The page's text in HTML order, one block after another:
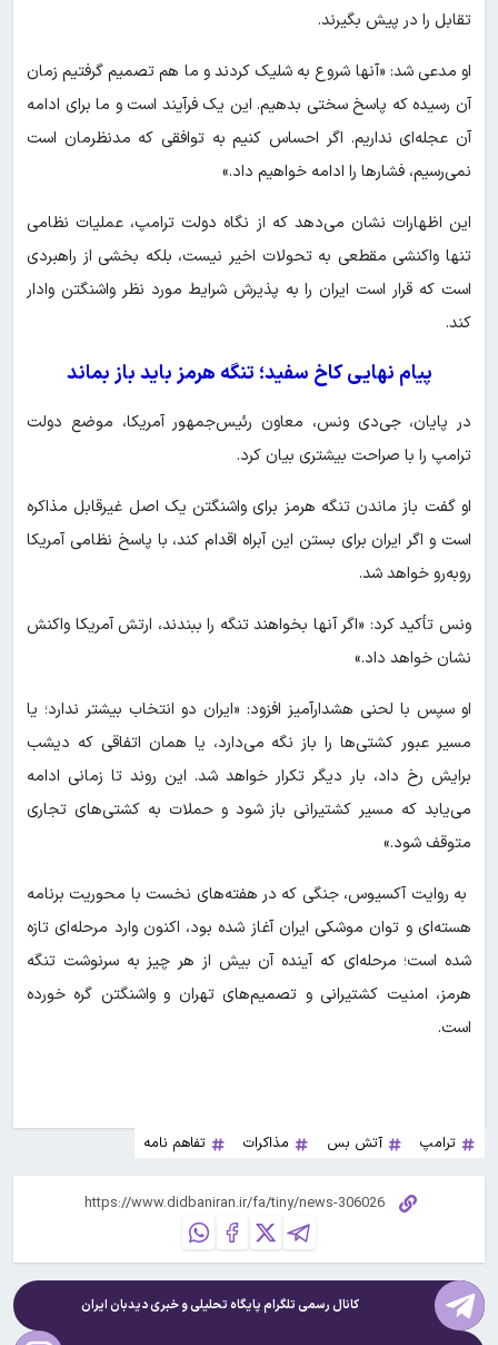
تقابل را در پیش بگیرند.
او مدعی شد: «آنها شروع به شلیک کردند و ما هم تصمیم گرفتیم زمان
آن رسیده که پاسخ سختی بدهیم. این یک فرآیند است و ما برای ادامه
آن عجله‌ای نداریم. اگر احساس کنیم به توافقی که مدنظرمان است
نمی‌رسیم، فشارها را ادامه خواهیم داد.»
این اظهارات نشان می‌دهد که از نگاه دولت ترامپ، عملیات نظامی
تنها واکنشی مقطعی به تحولات اخیر نیست، بلکه بخشی از راهبردی
است که قرار است ایران را به پذیرش شرایط مورد نظر واشنگتن وادار
کند.
پیام نهایی کاخ سفید؛ تنگه هرمز باید باز بماند
در پایان، جی‌دی ونس، معاون رئیس‌جمهور آمریکا، موضع دولت
ترامپ را با صراحت بیشتری بیان کرد.
او گفت باز ماندن تنگه هرمز برای واشنگتن یک اصل غیرقابل مذاکره
است و اگر ایران برای بستن این آبراه اقدام کند، با پاسخ نظامی آمریکا
روبه‌رو خواهد شد.
ونس تأکید کرد: «اگر آنها بخواهند تنگه را ببندند، ارتش آمریکا واکنش
نشان خواهد داد.»
او سپس با لحنی هشدارآمیز افزود: «ایران دو انتخاب بیشتر ندارد؛ یا
مسیر عبور کشتی‌ها را باز نگه می‌دارد، یا همان اتفاقی که دیشب
برایش رخ داد، بار دیگر تکرار خواهد شد. این روند تا زمانی ادامه
می‌یابد که مسیر کشتیرانی باز شود و حملات به کشتی‌های تجاری
متوقف شود.»
به روایت آکسیوس، جنگی که در هفته‌های نخست با محوریت برنامه
هسته‌ای و توان موشکی ایران آغاز شده بود، اکنون وارد مرحله‌ای تازه
شده است؛ مرحله‌ای که آینده آن بیش از هر چیز به سرنوشت تنگه
هرمز، امنیت کشتیرانی و تصمیم‌های تهران و واشنگتن گره خورده
است.
ترامپ آتش بس مذاکرات تفاهم نامه
کانال رسمی تلگرام پایگاه تحلیلی و خبریدیدبان ایران